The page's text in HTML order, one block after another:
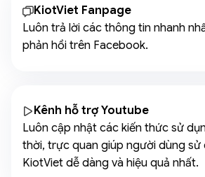
KiotViet Fanpage
Luôn trả lời các thông tin nhanh
phản hồi trên Facebook.
Kênh hỗ trợ Youtube
Luôn cập nhật các kiến thức sử
thời, trực quan giúp người dùng
KiotViet dễ dàng và hiệu quả nhất.